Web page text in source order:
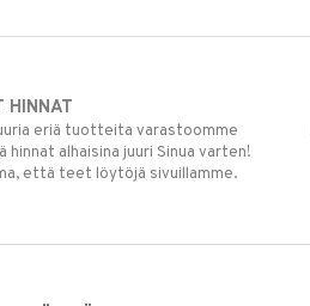
HINNAT
eriä tuotteita varastoomme
hinnat alhaisina juuri Sinua varten!
että teet löytöjä sivuillamme.